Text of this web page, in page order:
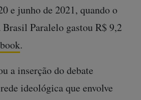
e junho de 2021, quando o
Paralelo gastou R$ 9,2
.
a inserção do debate
ideológica que envolve